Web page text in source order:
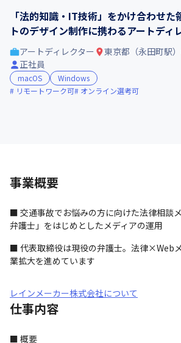
「法的知識・IT技術」をかけ合わせた
トのデザイン制作に携わるアートディ
アートディレクター 東京都（永田町駅）
正社員
macOS
Windows
リモートワーク可
オンライン選考可
事業概要
■ 交通事故でお悩みの方に向けた法律相談
弁護士」をはじめとしたメディアの運用
■ 代表取締役は現役の弁護士。法律×Web
業拡大を進めています
レインメーカー株式会社について
仕事内容
■ 概要